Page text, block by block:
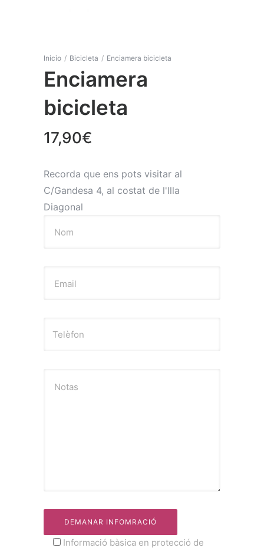
Inicio / Bicicleta / Enciamera bicicleta
Enciamera
bicicleta
17,90€
Recorda que ens pots visitar al
C/Gandesa 4, al costat de l'Illa
Diagonal
Nom
Email
Notas
Informació bàsica en protecció de